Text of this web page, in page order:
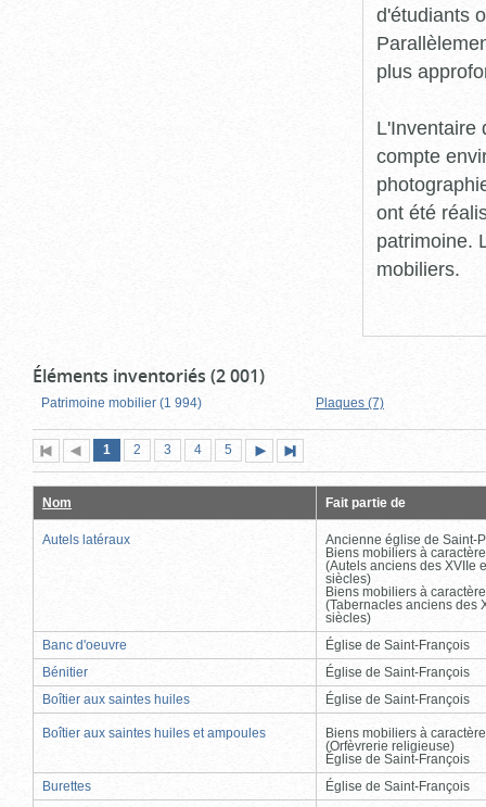
d'étudiants
plus
L'Inventaire
compte
ont été
patrimoine.
mobiliers.
Éléments inventoriés (2 001)
Patrimoine mobilier (1 994) Plaques (7)
Première
page
Page
précédente
Page
1 (page
actuelle)
Page
2 Page
3 Page
4 Page
5
suivante
page
Nom Fait partie de
Autels latéraux
Ancienne église de Saint-
Biens mobiliers à
(Autels anciens des XVIIe
siècles)
Biens mobiliers à
(Tabernacles anciens des
siècles)
Banc d'oeuvre
Église de Saint-François
Bénitier
Église de Saint-François
Boîtier aux saintes huiles
Église de Saint-François
Boîtier aux saintes huiles et ampoules
Biens mobiliers à
(Orfèvrerie religieuse)
Église de Saint-François
Burettes
Église de Saint-François